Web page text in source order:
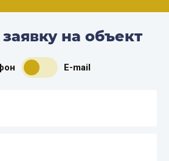
на объект
E-mail